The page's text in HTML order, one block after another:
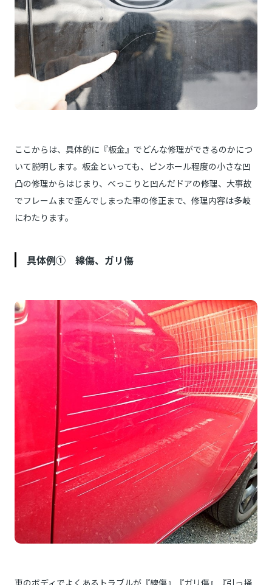
ここからは、具体的に『板金』でどんな修理ができるのかにつ
いて説明します。板金といっても、ピンホール程度の小さな凹
凸の修理からはじまり、べっこりと凹んだドアの修理、大事故
でフレームまで歪んでしまった車の修正まで、修理内容は多岐
にわたります。
具体例① 線傷、ガリ傷
車のボディでよくあるトラブルが『線傷』『ガリ傷』『引っ掻